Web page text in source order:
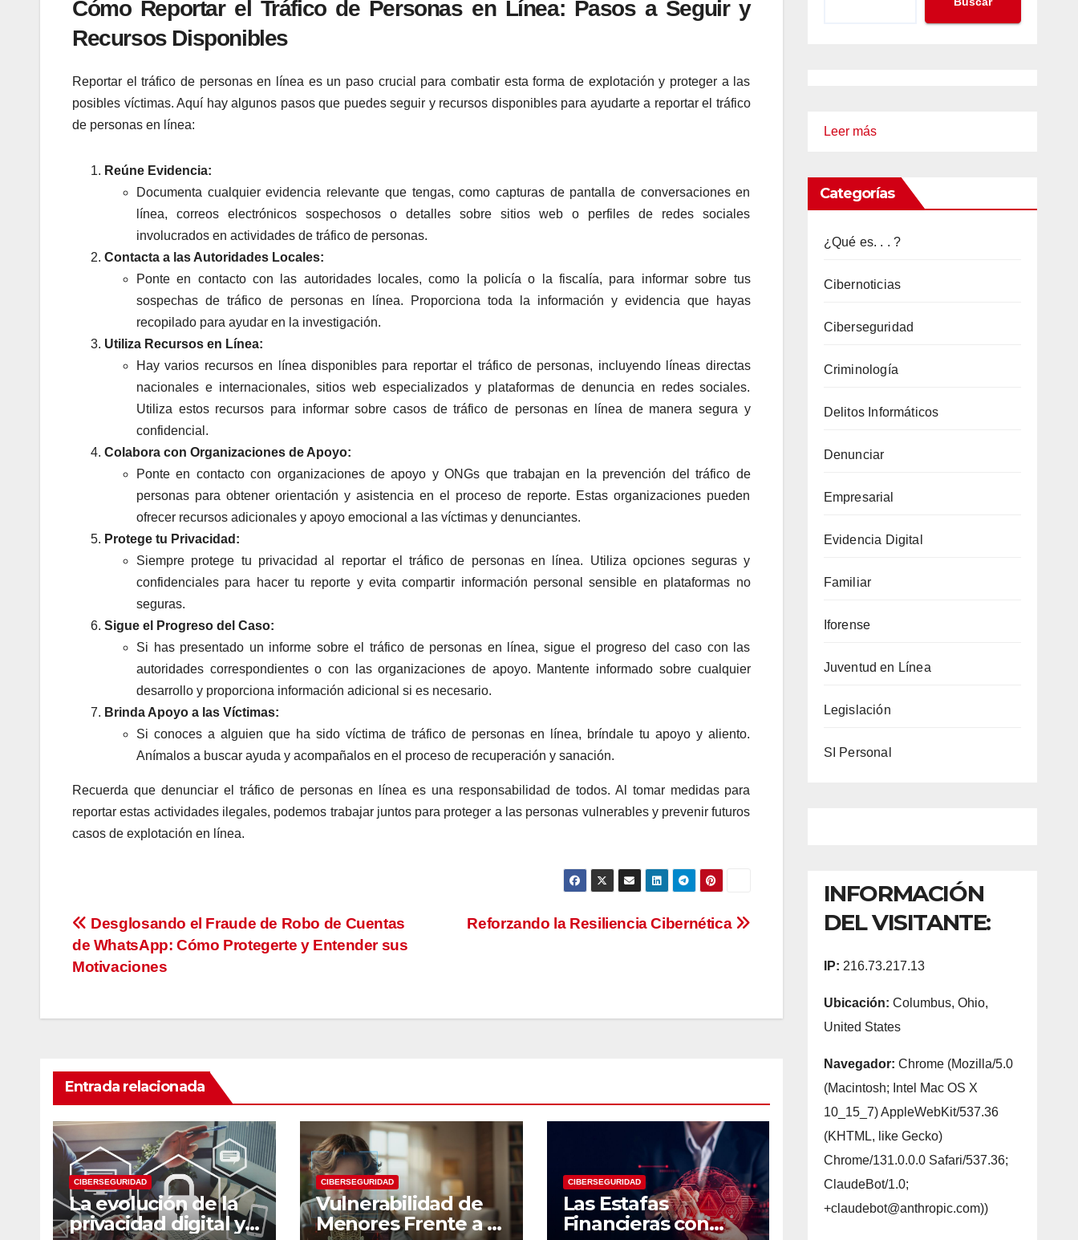
Cómo Reportar el Tráfico de Personas en Línea: Pasos a Seguir y
Recursos Disponibles
Reportar el tráfico de personas en línea es un paso crucial para combatir esta forma de explotación y proteger a las
posibles víctimas. Aquí hay algunos pasos que puedes seguir y recursos disponibles para ayudarte a reportar el tráfico
de personas en línea:
Reúne Evidencia:
Documenta cualquier evidencia relevante que tengas, como capturas de pantalla de conversaciones en
línea, correos electrónicos sospechosos o detalles sobre sitios web o perfiles de redes sociales
involucrados en actividades de tráfico de personas.
Contacta a las Autoridades Locales:
Ponte en contacto con las autoridades locales, como la policía o la fiscalía, para informar sobre tus
sospechas de tráfico de personas en línea. Proporciona toda la información y evidencia que hayas
recopilado para ayudar en la investigación.
Utiliza Recursos en Línea:
Hay varios recursos en línea disponibles para reportar el tráfico de personas, incluyendo líneas directas
nacionales e internacionales, sitios web especializados y plataformas de denuncia en redes sociales.
Utiliza estos recursos para informar sobre casos de tráfico de personas en línea de manera segura y
confidencial.
Colabora con Organizaciones de Apoyo:
Ponte en contacto con organizaciones de apoyo y ONGs que trabajan en la prevención del tráfico de
personas para obtener orientación y asistencia en el proceso de reporte. Estas organizaciones pueden
ofrecer recursos adicionales y apoyo emocional a las víctimas y denunciantes.
Protege tu Privacidad:
Siempre protege tu privacidad al reportar el tráfico de personas en línea. Utiliza opciones seguras y
confidenciales para hacer tu reporte y evita compartir información personal sensible en plataformas no
seguras.
Sigue el Progreso del Caso:
Si has presentado un informe sobre el tráfico de personas en línea, sigue el progreso del caso con las
autoridades correspondientes o con las organizaciones de apoyo. Mantente informado sobre cualquier
desarrollo y proporciona información adicional si es necesario.
Brinda Apoyo a las Víctimas:
Si conoces a alguien que ha sido víctima de tráfico de personas en línea, bríndale tu apoyo y aliento.
Anímalos a buscar ayuda y acompañalos en el proceso de recuperación y sanación.
Recuerda que denunciar el tráfico de personas en línea es una responsabilidad de todos. Al tomar medidas para
reportar estas actividades ilegales, podemos trabajar juntos para proteger a las personas vulnerables y prevenir futuros
casos de explotación en línea.
Navegación
de
Reforzando la Resiliencia Cibernética
Desglosando el Fraude de Robo de Cuentas
de WhatsApp: Cómo Protegerte y Entender sus
Motivaciones
Entrada relacionada
CIBERSEGURIDAD
La evolución de la
privacidad digital y
CIBERSEGURIDAD
Vulnerabilidad de
Menores Frente a la
CIBERSEGURIDAD
Las Estafas
Financieras con
Leer más:
Señales
de
de
Personas
Línea
Deberías
Categorías
¿Qué es. . . ?
Cibernoticias
Ciberseguridad
Criminología
Delitos Informáticos
Denunciar
Empresarial
Evidencia Digital
Familiar
Iforense
Juventud en Línea
Legislación
SI Personal
INFORMACIÓN
DEL VISITANTE:
IP: 216.73.217.13
Ubicación: Columbus, Ohio,
United States
Navegador: Chrome (Mozilla/5.0
(Macintosh; Intel Mac OS X
10_15_7) AppleWebKit/537.36
(KHTML, like Gecko)
Chrome/131.0.0.0 Safari/537.36;
ClaudeBot/1.0;
+claudebot@anthropic.com))